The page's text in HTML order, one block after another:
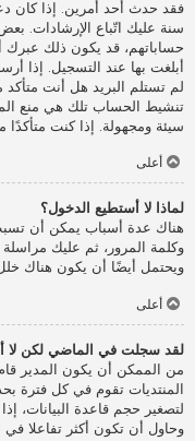
سنة عليك اتّباع الإرشادات.
حساباتهم، قد يكون ذلك عبرك
أبلغت بها عند التسجيل. إذا
لم تستلم البريد هل أنت
تنشيط الحساب تلك هي منع
سيئة ومجهولة. إذا كنت
أعلى
لماذا لا أستطيع الدخول؟
هناك عدة أسباب يمكن أن
وكلمة المرور، ثم عليك
ويحتمل أيضًا أن يكون هناك
أعلى
لقد سجلت في الماضي لكن لا
من الممكن أن يكون المدير
المنتديات تقوم في كل فترة
لتصغير حجم قاعدة البيانات،
وحاول أن تكون أكثر تفاعلا في